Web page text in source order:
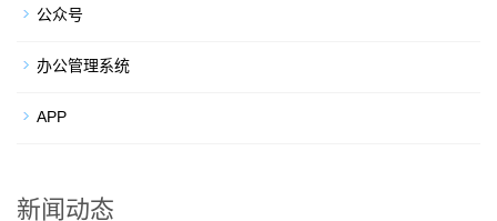
公众号
办公管理系统
APP
新闻动态